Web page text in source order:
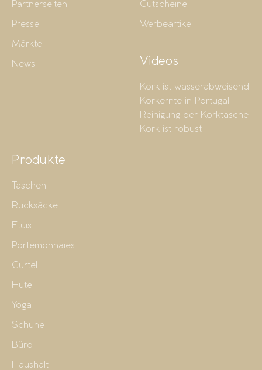
Partnerseiten
Presse
Märkte
News
Gutscheine
Werbeartikel
Videos
Kork ist wasserabweisend
Korkernte in Portugal
Reinigung der Korktasche
Kork ist robust
Produkte
Taschen
Rucksäcke
Etuis
Portemonnaies
Gürtel
Hüte
Yoga
Schuhe
Büro
Haushalt